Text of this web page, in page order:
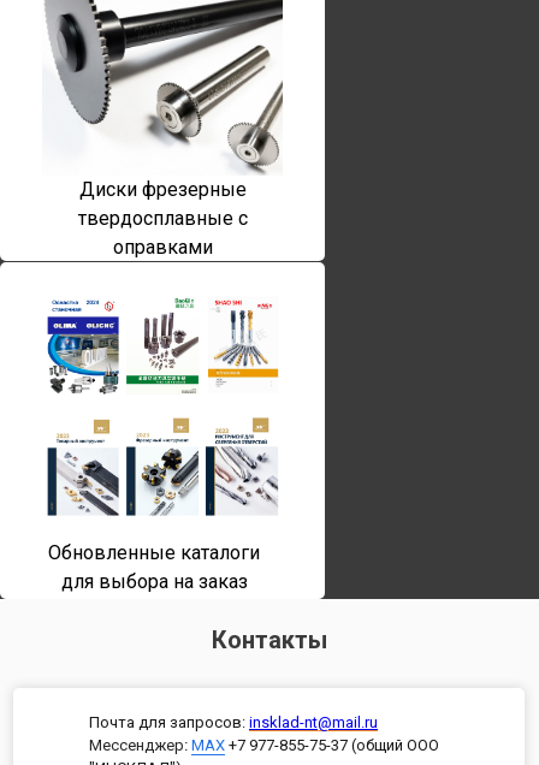
Диски фрезерные
твердосплавные с
оправками
Обновленные каталоги
для выбора на заказ
Контакты
Почта для запросов: insklad-nt@mail.ru
Мессенджер: MAX +7 977-855-75-37 (общий ООО